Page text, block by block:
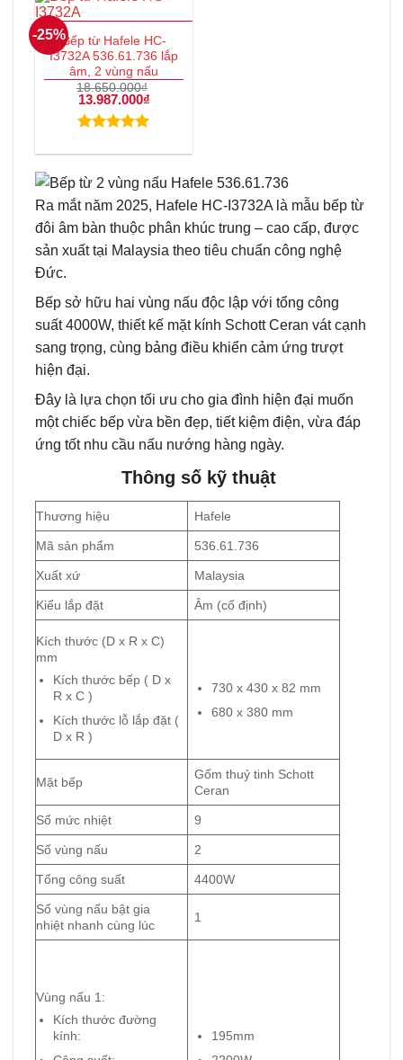
-25%Bếp từ Hafele HC-
I3732A 536.61.736 lắp
âm, 2 vùng nấu
18.650.000₫
Giá
gốc
là:
13.987.000₫Giá
tại
hạng5.00
Ra mắt năm 2025, Hafele HC-I3732A là mẫu bếp từ
đôi âm bàn thuộc phân khúc trung – cao cấp, được
sản xuất tại Malaysia theo tiêu chuẩn công nghệ
Đức.
Bếp sở hữu hai vùng nấu độc lập với tổng công
suất 4000W, thiết kế mặt kính Schott Ceran vát cạnh
sang trọng, cùng bảng điều khiển cảm ứng trượt
hiện đại.
Đây là lựa chọn tối ưu cho gia đình hiện đại muốn
một chiếc bếp vừa bền đẹp, tiết kiệm điện, vừa đáp
ứng tốt nhu cầu nấu nướng hàng ngày.
Thông số kỹ thuật
Thương hiệu Hafele
Mã sản phẩm 536.61.736
Xuất xứ Malaysia
Kiểu lắp đặt Âm (cố định)
Kích thước (D x R x C)
mm
Kích thước bếp ( D x
R x C )
Kích thước lỗ lắp đặt (
D x R )
730 x 430 x 82 mm
680 x 380 mm
Mặt bếp
Gốm thuỷ tinh Schott
Ceran
Số mức nhiệt 9
Số vùng nấu 2
Tổng công suất 4400W
Số vùng nấu bật gia
nhiệt nhanh cùng lúc
1
Vùng nấu 1:
Kích thước đường
kính:
195mm